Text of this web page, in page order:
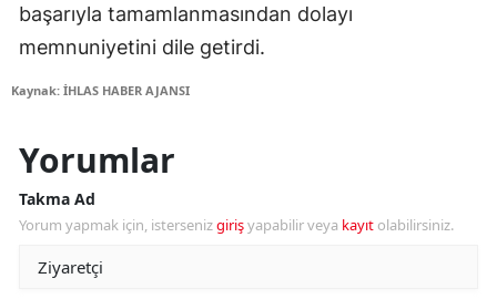
başarıyla tamamlanmasından dolayı
memnuniyetini dile getirdi.
Kaynak: İHLAS HABER AJANSI
Yorumlar
Takma Ad
Yorum yapmak için, istersenizgirişyapabilir veya kayıt olabilirsiniz.